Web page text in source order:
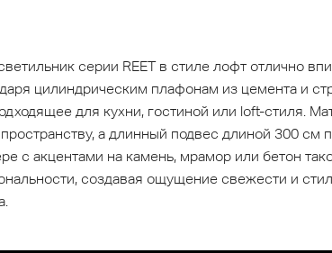
серии REET в стиле лофт отлично
цилиндрическим плафонам из цемента и
для кухни, гостиной или loft-стиля.
а длинный подвес длиной 300 см
с акцентами на камень, мрамор или бетон
создавая ощущение свежести и